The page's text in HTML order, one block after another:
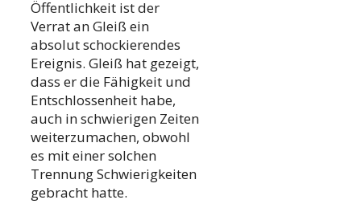
Öffentlichkeit ist der
Verrat an Gleiß ein
absolut schockierendes
Ereignis. Gleiß hat gezeigt,
dass er die Fähigkeit und
Entschlossenheit habe,
auch in schwierigen Zeiten
weiterzumachen, obwohl
es mit einer solchen
Trennung Schwierigkeiten
gebracht hatte.